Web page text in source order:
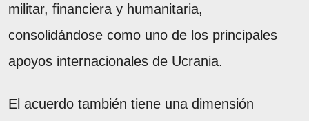
militar, financiera y humanitaria,
consolidándose como uno de los principales
apoyos internacionales de Ucrania.
El acuerdo también tiene una dimensión